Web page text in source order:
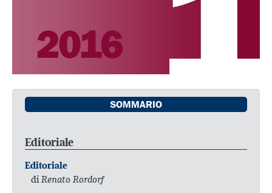
SOMMARIO
Editoriale
Editoriale
diRenato Rordorf